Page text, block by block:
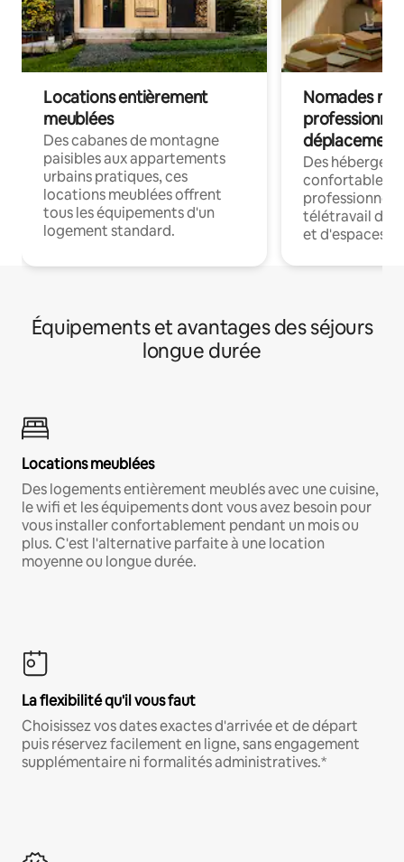
Locations entièrement
meublées
Des cabanes de montagne
paisibles aux appartements
urbains pratiques, ces
locations meublées offrent
tous les équipements d'un
logement standard.
Nomades
déplacement
Des
confortables
professionnels
télétravail
et d'espaces
Équipements et avantages des séjours
longue durée
Locations meublées
Des logements entièrement meublés avec une cuisine,
le wifi et les équipements dont vous avez besoin pour
vous installer confortablement pendant un mois ou
plus. C'est l'alternative parfaite à une location
moyenne ou longue durée.
La flexibilité qu'il vous faut
Choisissez vos dates exactes d'arrivée et de départ
puis réservez facilement en ligne, sans engagement
supplémentaire ni formalités administratives.*